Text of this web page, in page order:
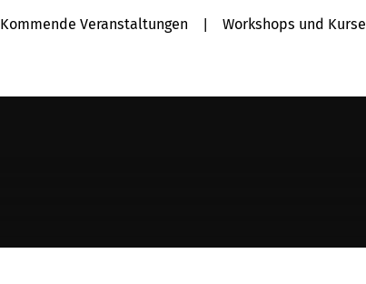
Kommende Veranstaltungen Workshops und Kurse